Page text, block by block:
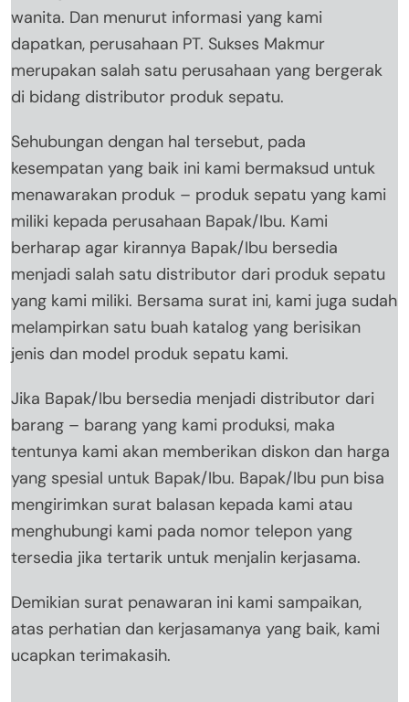
wanita. Dan menurut informasi yang kami
dapatkan, perusahaan PT. Sukses Makmur
merupakan salah satu perusahaan yang bergerak
di bidang distributor produk sepatu.
Sehubungan dengan hal tersebut, pada
kesempatan yang baik ini kami bermaksud untuk
menawarakan produk – produk sepatu yang kami
miliki kepada perusahaan Bapak/Ibu. Kami
berharap agar kirannya Bapak/Ibu bersedia
menjadi salah satu distributor dari produk sepatu
yang kami miliki. Bersama surat ini, kami juga sudah
melampirkan satu buah katalog yang berisikan
jenis dan model produk sepatu kami.
Jika Bapak/Ibu bersedia menjadi distributor dari
barang – barang yang kami produksi, maka
tentunya kami akan memberikan diskon dan harga
yang spesial untuk Bapak/Ibu. Bapak/Ibu pun bisa
mengirimkan surat balasan kepada kami atau
menghubungi kami pada nomor telepon yang
tersedia jika tertarik untuk menjalin kerjasama.
Demikian surat penawaran ini kami sampaikan,
atas perhatian dan kerjasamanya yang baik, kami
ucapkan terimakasih.